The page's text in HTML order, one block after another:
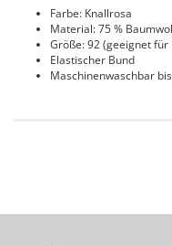
Farbe: Knallrosa
Material: 75 %
Größe: 92 (geeignet für
Elastischer Bund
Maschinenwaschbar bis